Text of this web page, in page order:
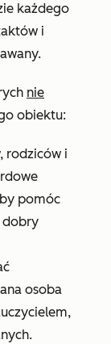
każdego
i
nie
obiektu:
rodziców i
pomóc
dobry
osoba